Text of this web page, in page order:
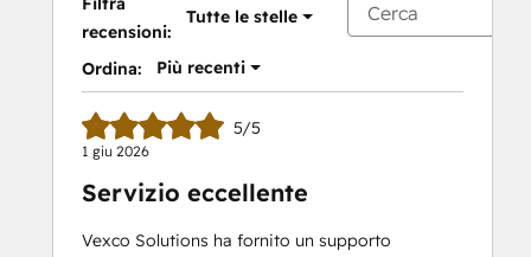
recensioni:
Tutte le stelle
Ordina: Più recenti
5/5
1 giu 2026
Servizio eccellente
Vexco Solutions ha fornito un supporto